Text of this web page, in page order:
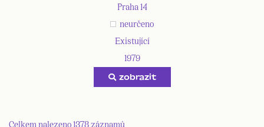
Praha 14
neurčeno
Existující
1979
zobrazit
Celkem nalezeno 1378 záznamů